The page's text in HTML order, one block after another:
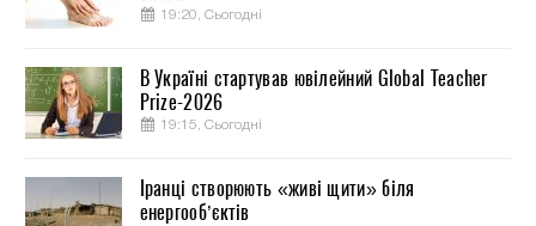
19:20, Сьогодні
В Україні стартував ювілейний Global Teacher
Prize-2026
19:15, Сьогодні
Іранці створюють «живі щити» біля
енергооб’єктів